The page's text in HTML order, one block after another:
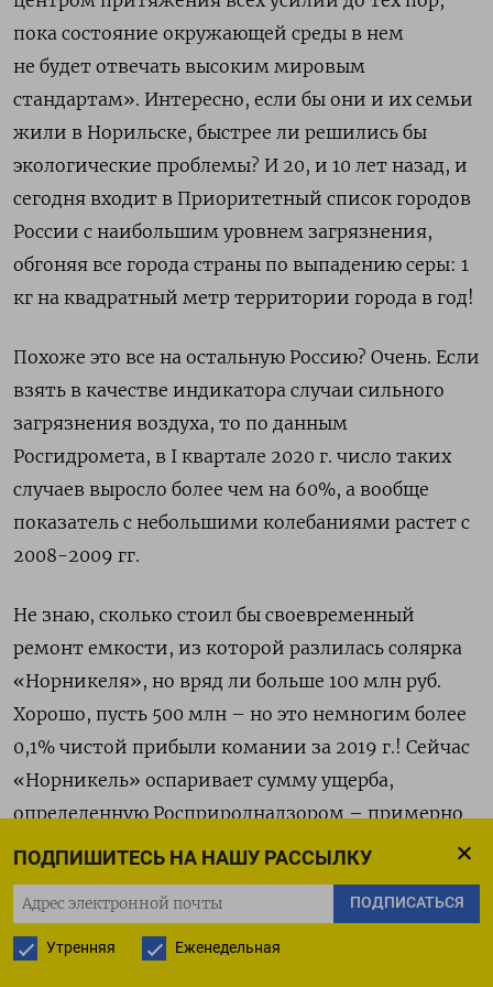
ПОДПИШИТЕСЬ НА НАШУ РАССЫЛКУ
ПОДПИСАТЬСЯ
Утренняя Еженедельная
пока состояние окружающей среды в нем
не будет отвечать высоким мировым
стандартам». Интересно, если бы они и их семьи
жили в Норильске, быстрее ли решились бы
экологические проблемы? И 20, и 10 лет назад, и
сегодня входит в Приоритетный список городов
России с наибольшим уровнем загрязнения,
обгоняя все города страны по выпадению серы: 1
кг на квадратный метр территории города в год!
Похоже это все на остальную Россию? Очень. Если
взять в качестве индикатора случаи сильного
загрязнения воздуха, то по данным
Росгидромета, в I квартале 2020 г. число таких
случаев выросло более чем на 60%, а вообще
показатель с небольшими колебаниями растет с
2008-2009 гг.
Не знаю, сколько стоил бы своевременный
ремонт емкости, из которой разлилась солярка
«Норникеля», но вряд ли больше 100 млн руб.
Хорошо, пусть 500 млн – но это немногим более
0,1% чистой прибыли комании за 2019 г.! Сейчас
«Норникель» оспаривает сумму ущерба,
определенную Росприроднадзором – примерно
$2 млрд. Но она примерно соответствует
компенсациям за крупнейшие нефтяные
катастрофы в мире. Удивительно, что
ошибочность расчетов надзора «Норникель»